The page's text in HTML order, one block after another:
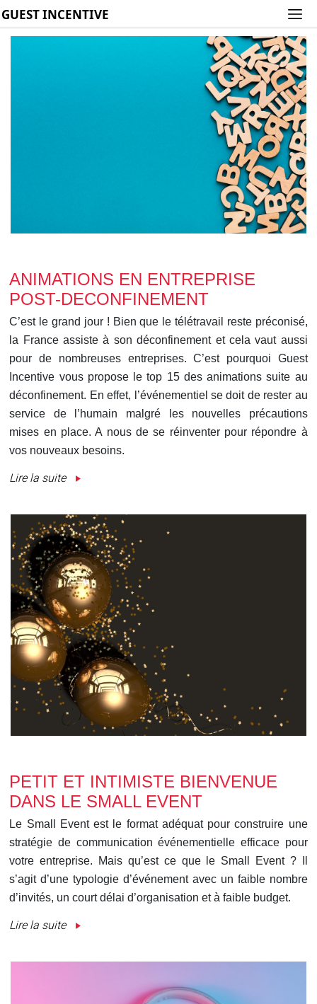
GUEST INCENTIVE
ANIMATIONS EN ENTREPRISE
POST-DECONFINEMENT
C’est le grand jour ! Bien que le télétravail reste préconisé,
la France assiste à son déconfinement et cela vaut aussi
pour de nombreuses entreprises. C’est pourquoi Guest
Incentive vous propose le top 15 des animations suite au
déconfinement. En effet, l’événementiel se doit de rester au
service de l’humain malgré les nouvelles précautions
mises en place. A nous de se réinventer pour répondre à
vos nouveaux besoins.
Lire la suite
PETIT ET INTIMISTE BIENVENUE
DANS LE SMALL EVENT
Le Small Event est le format adéquat pour construire une
stratégie de communication événementielle efficace pour
votre entreprise. Mais qu’est ce que le Small Event ? Il
s’agit d’une typologie d’événement avec un faible nombre
d’invités, un court délai d’organisation et à faible budget.
Lire la suite